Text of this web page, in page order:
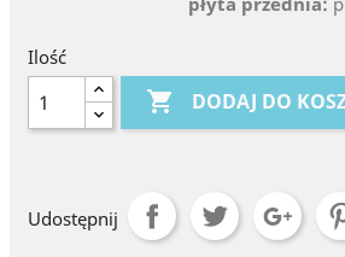
Ilość
 DODAJ DO
Udostępnij